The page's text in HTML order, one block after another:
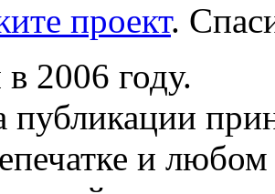
проект.
2006 году.
публикации
и